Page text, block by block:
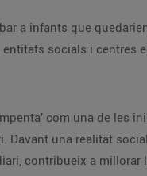
a infants que
socials i centres
com una de
Davant una realitat
contribueix a